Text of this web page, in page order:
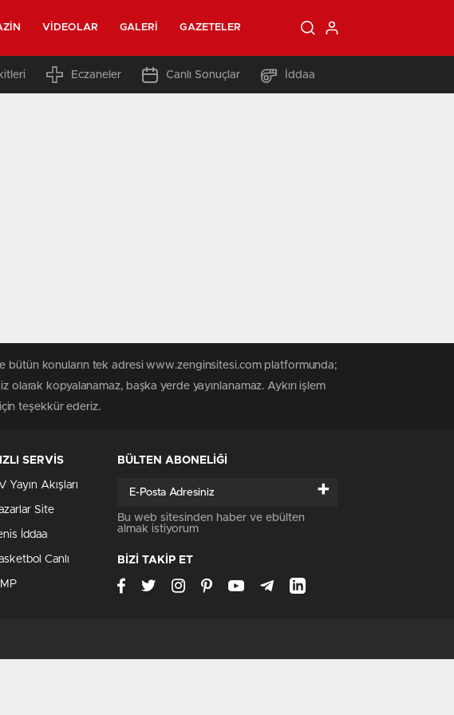
VIDEOLAR GALERI GAZETELER
Eczaneler Canlı Sonuçlar İddaa
bütün konuların tek adresi www.zenginsitesi.com platformunda;
olarak kopyalanamaz, başka yerde yayınlanamaz. Aykırı işlem
teşekkür ederiz.
SERVİS
Yayın Akışları
Site
İddaa
Canlı
BÜLTEN ABONELİĞİ
+
Bu web sitesinden haber ve ebülten
almak istiyorum
BİZİ TAKİP ET